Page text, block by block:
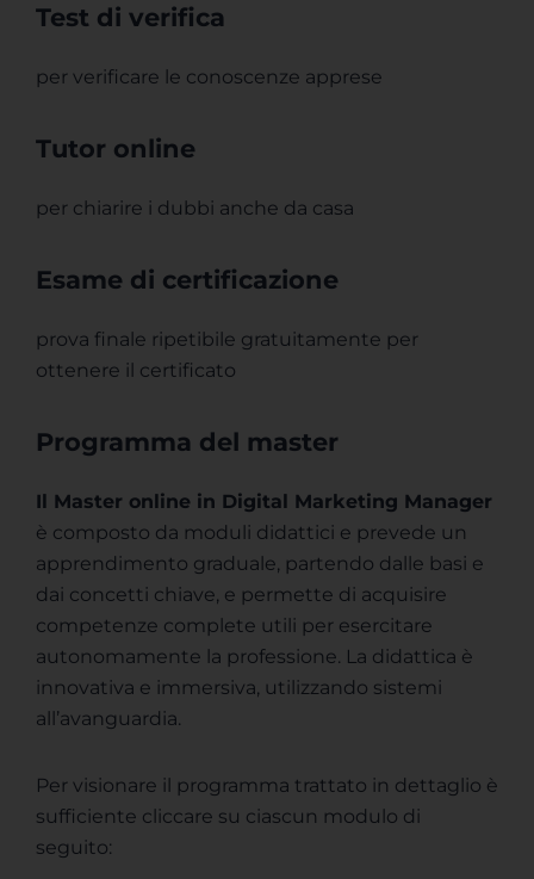
Test di verifica
per verificare le conoscenze apprese
Tutor online
per chiarire i dubbi anche da casa
Esame di certificazione
prova finale ripetibile gratuitamente per
ottenere il certificato
Programma del master
Il Master online in Digital Marketing Manager
è composto da moduli didattici e prevede un
apprendimento graduale, partendo dalle basi e
dai concetti chiave, e permette di acquisire
competenze complete utili per esercitare
autonomamente la professione. La didattica è
innovativa e immersiva, utilizzando sistemi
all’avanguardia.
Per visionare il programma trattato in dettaglio è
sufficiente cliccare su ciascun modulo di
seguito: